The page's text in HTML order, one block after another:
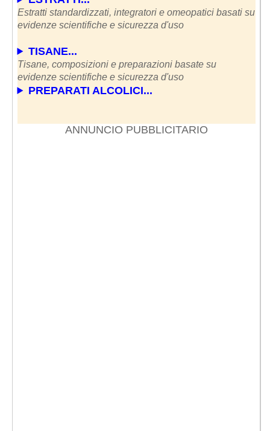
Estratti standardizzati, integratori e omeopatici basati su
evidenze scientifiche e sicurezza d'uso
TISANE...
Tisane, composizioni e preparazioni basate su
evidenze scientifiche e sicurezza d'uso
PREPARATI ALCOLICI...
ANNUNCIO PUBBLICITARIO